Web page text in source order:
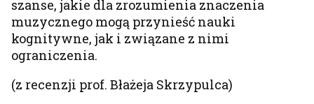
szanse, jakie dla zrozumienia znaczenia
muzycznego mogą przynieść nauki
kognitywne, jak i związane z nimi
ograniczenia.
(z recenzji prof. Błażeja Skrzypulca)